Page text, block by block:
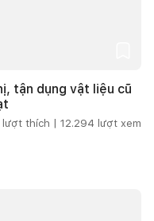
tận dụng vật liệu cũ
lượt thích | 12.294 lượt xem